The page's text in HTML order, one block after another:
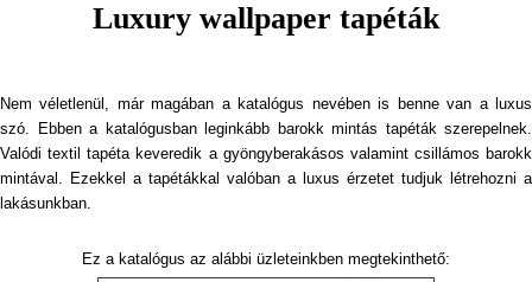
Luxury wallpaper tapéták
Nem véletlenül, már magában a katalógus nevében is benne van a luxus
szó. Ebben a katalógusban leginkább barokk mintás tapéták szerepelnek.
Valódi textil tapéta keveredik a gyöngyberakásos valamint csillámos barokk
mintával. Ezekkel a tapétákkal valóban a luxus érzetet tudjuk létrehozni a
lakásunkban.
Ez a katalógus az alábbi üzleteinkben megtekinthető: